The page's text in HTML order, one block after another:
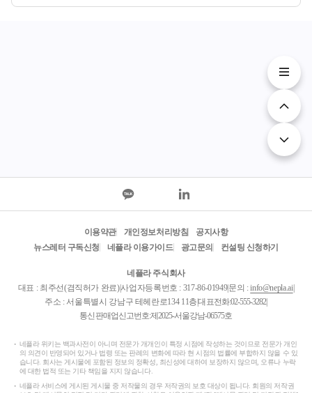
이용약관 개인정보처리방침
공지사항
뉴스레터 구독신청
네플라 이용가이드 광고문의 컨설팅 신청하기
네플라 주식회사
대표 : 최주선(겸직허가 완료)|사업자등록번호 : 317-86-01949|문의 :info@nepla.ai|
주소 : 서울특별시 강남구 테헤란로134 11층|대표전화:02-555-3282|
통신판매업신고번호:제2025-서울강남-06575호
네플라 위키는 백과사전이 아니며 전문가 개개인이 특정 시점에 작성하는 것이므로 전문가 개인
의 의견이 반영되어 있거나 법령 또는 판례의 변화에 따라 현 시점의 법률에 부합하지 않을 수 있
습니다. 회사는 게시물에 포함된 정보의 정확성, 최신성에 대하여 보장하지 않으며, 오류나 누락
에 대한 법적 또는 기타 책임을 지지 않습니다.
네플라 서비스에 게시된 게시물 중 저작물의 경우 저작권의 보호 대상이 됩니다. 회원의 저작권